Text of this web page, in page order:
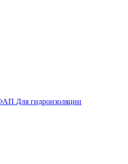
Для гидроизоляции